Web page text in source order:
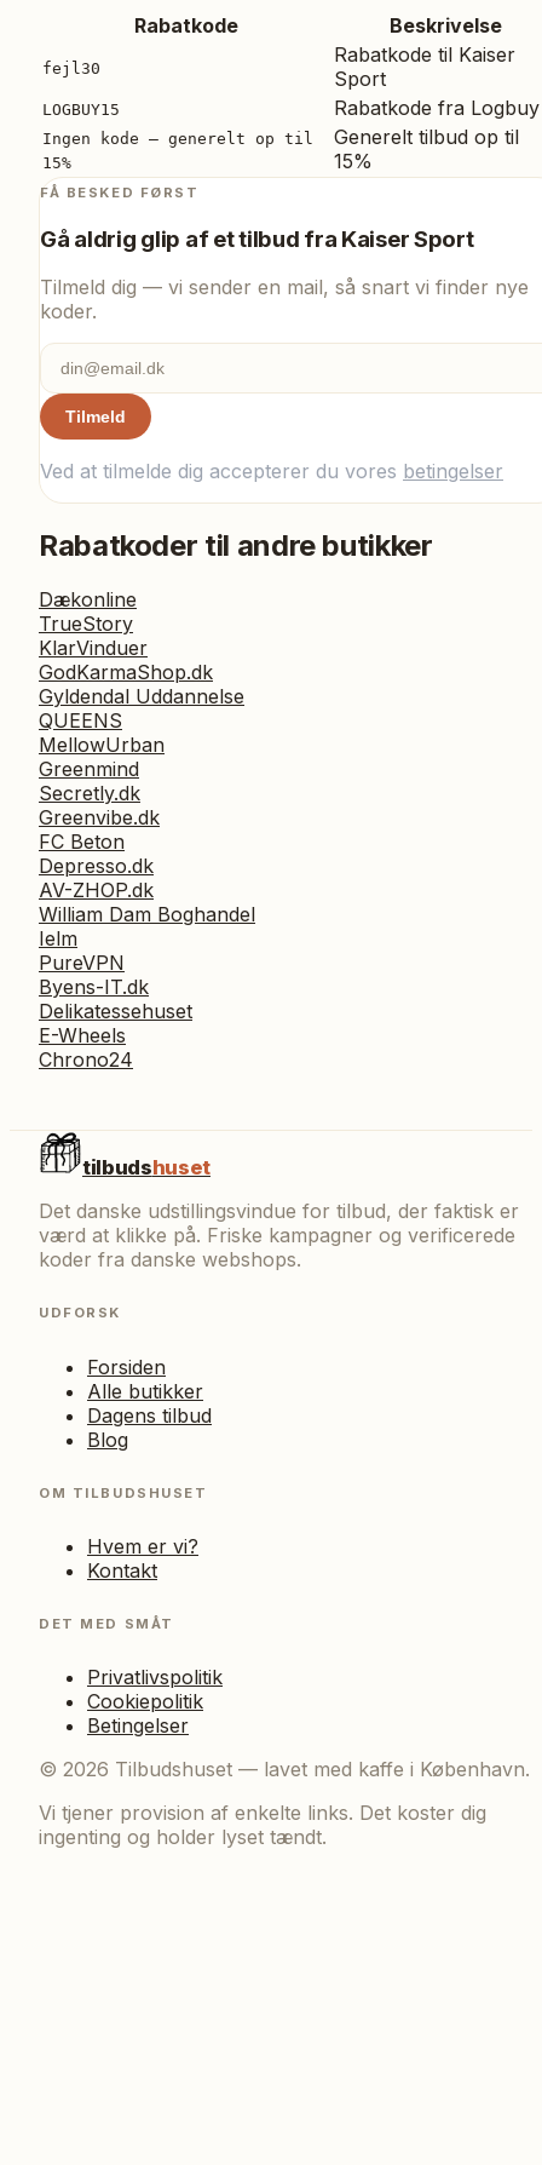
Rabatkode
Beskrivelse
fejl30
Rabatkode til Kaiser
Sport
LOGBUY15 Rabatkode fra Logbuy
Ingen kode – generelt op til
15%
Generelt tilbud op til
15%
FÅ BESKED FØRST
Gå aldrig glip af et tilbud fra Kaiser Sport
Tilmeld dig — vi sender en mail, så snart vi finder nye
koder.
Tilmeld
Ved at tilmelde dig accepterer du vores betingelser
Rabatkoder til andre butikker
Dækonline
TrueStory
KlarVinduer
GodKarmaShop.dk
Gyldendal Uddannelse
QUEENS
MellowUrban
Greenmind
Secretly.dk
Greenvibe.dk
FC Beton
Depresso.dk
AV-ZHOP.dk
William Dam Boghandel
Ielm
PureVPN
Byens-IT.dk
Delikatessehuset
E-Wheels
Chrono24
tilbudshuset
Det danske udstillingsvindue for tilbud, der faktisk er
værd at klikke på. Friske kampagner og verificerede
koder fra danske webshops.
UDFORSK
Forsiden
Alle butikker
Dagens tilbud
Blog
OM TILBUDSHUSET
Hvem er vi?
Kontakt
DET MED SMÅT
Privatlivspolitik
Cookiepolitik
Betingelser
© 2026 Tilbudshuset — lavet med kaffe i København.
Vi tjener provision af enkelte links. Det koster dig
ingenting og holder lyset tændt.